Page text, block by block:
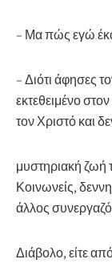
– Μα πώς εγώ
–Διότι άφησες
εκτεθειμένο
τον Χριστό και
μυστηριακή ζωή
Κοινωνείς,
άλλος
Διάβολο, είτε